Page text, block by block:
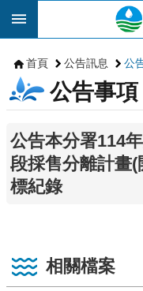
跳到主要內容區塊
首頁 公告訊息 公
公告事項
公告本分署114
段採售分離計畫
標紀錄
相關檔案